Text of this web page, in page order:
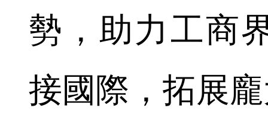
勢，助力工商
接國際，拓展